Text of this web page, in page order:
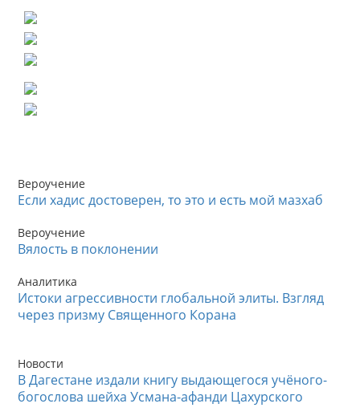
Вероучение
Если хадис достоверен, то это и есть мой мазхаб
Вероучение
Вялость в поклонении
Аналитика
Истоки агрессивности глобальной элиты. Взгляд
через призму Священного Корана
Новости
В Дагестане издали книгу выдающегося учёного-
богослова шейха Усмана-афанди Цахурского